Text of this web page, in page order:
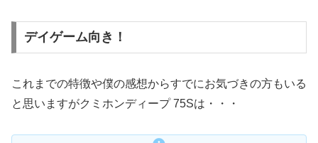
デイゲーム向き！
これまでの特徴や僕の感想からすでにお気づきの方もいる
と思いますがクミホンディープ 75Sは・・・